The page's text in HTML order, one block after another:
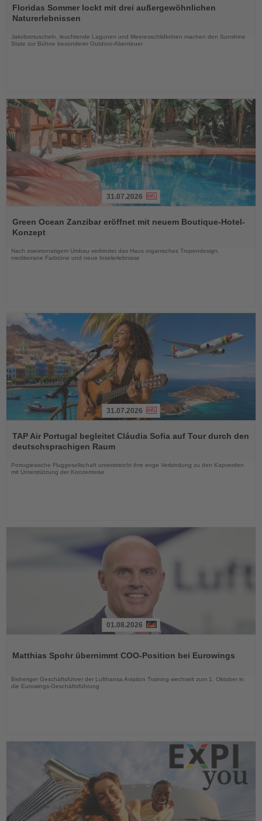
Sie
die
Floridas Sommer lockt mit drei außergewöhnlichen
Naturerlebnissen
Jakobsmuscheln, leuchtende Lagunen und Meeresschildkröten machen den Sunshine
State zur Bühne besonderer Outdoor-Abenteuer
Sie
die
Nachrichten
31.07.2026
Green Ocean Zanzibar eröffnet mit neuem Boutique-Hotel-
Konzept
Nach zweimonatigem Umbau verbindet das Haus organisches Tropendesign,
mediterrane Farbtöne und neue Inselerlebnisse
Sie
die
31.07.2026
TAP Air Portugal begleitet Cláudia Sofia auf Tour durch den
deutschsprachigen Raum
Portugiesische Fluggesellschaft unterstreicht ihre enge Verbindung zu den Kapverden
mit Unterstützung der Konzertreise
die
01.08.2026
Matthias Spohr übernimmt COO-Position bei Eurowings
Bisheriger Geschäftsführer der Lufthansa Aviation Training wechselt zum 1. Oktober in
die Eurowings-Geschäftsführung